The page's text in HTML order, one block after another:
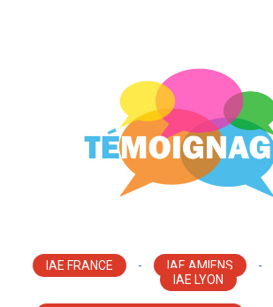
IAE FRANCE - IAE AMIENS -
IAE LYON